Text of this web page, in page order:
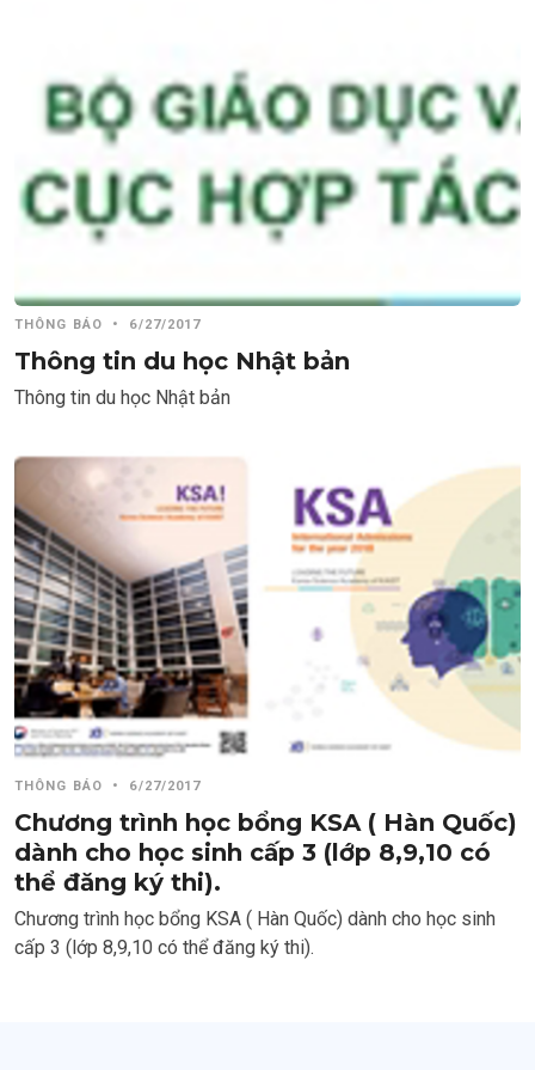
THÔNG BÁO • 6/27/2017
Thông tin du học Nhật bản
Thông tin du học Nhật bản
THÔNG BÁO • 6/27/2017
Chương trình học bổng KSA ( Hàn Quốc)
dành cho học sinh cấp 3 (lớp 8,9,10 có
thể đăng ký thi).
Chương trình học bổng KSA ( Hàn Quốc) dành cho học sinh
cấp 3 (lớp 8,9,10 có thể đăng ký thi).